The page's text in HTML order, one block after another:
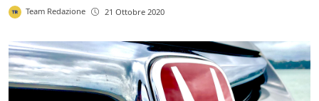
Team Redazione 21 Ottobre 2020